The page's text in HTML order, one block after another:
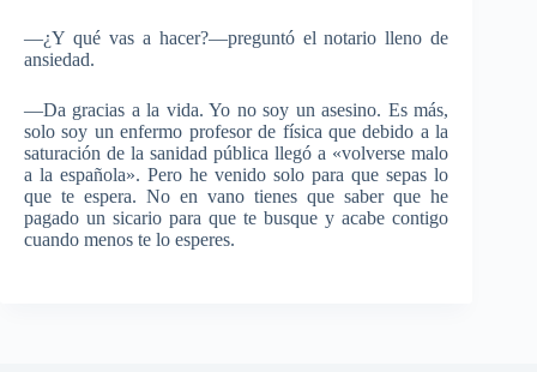
―¿Y qué vas a hacer?―preguntó el notario lleno de
ansiedad.
―Da gracias a la vida. Yo no soy un asesino. Es más,
solo soy un enfermo profesor de física que debido a la
saturación de la sanidad pública llegó a «volverse malo
a la española». Pero he venido solo para que sepas lo
que te espera. No en vano tienes que saber que he
pagado un sicario para que te busque y acabe contigo
cuando menos te lo esperes.